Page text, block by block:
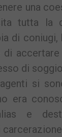
una
tutta la
di coniugi,
di
di
si
era
e